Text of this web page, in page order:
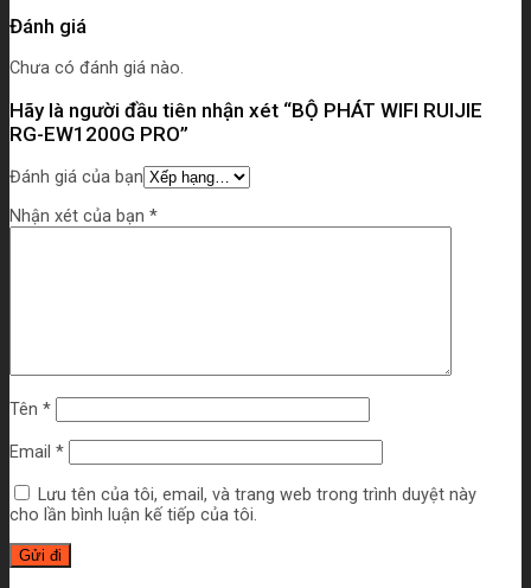
Đánh giá
Chưa có đánh giá nào.
Hãy là người đầu tiên nhận xét “BỘ PHÁT WIFI RUIJIE
RG-EW1200G PRO”
Đánh giá của bạn
Nhận xét của bạn *
Tên *
Email *
Lưu tên của tôi, email, và trang web trong trình duyệt này
cho lần bình luận kế tiếp của tôi.